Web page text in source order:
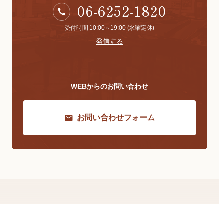
06-6252-1820
受付時間 10:00～19:00 (水曜定休)
発信する
WEBからのお問い合わせ
お問い合わせフォーム